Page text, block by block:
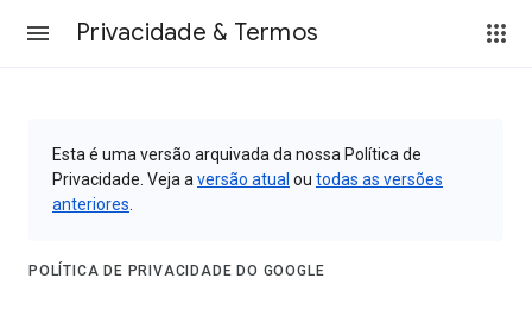
Privacidade & Termos
Esta é uma versão arquivada da nossa Política de
Privacidade. Veja a versão atual ou todas as versões
anteriores
POLÍTICA DE PRIVACIDADE DO GOOGLE